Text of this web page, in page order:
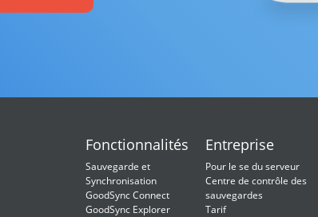
Fonctionnalités
Sauvegarde et
Synchronisation
GoodSync Connect
GoodSync Explorer
Entreprise
Pour le se du serveur
Centre de contrôle des
sauvegardes
Tarif